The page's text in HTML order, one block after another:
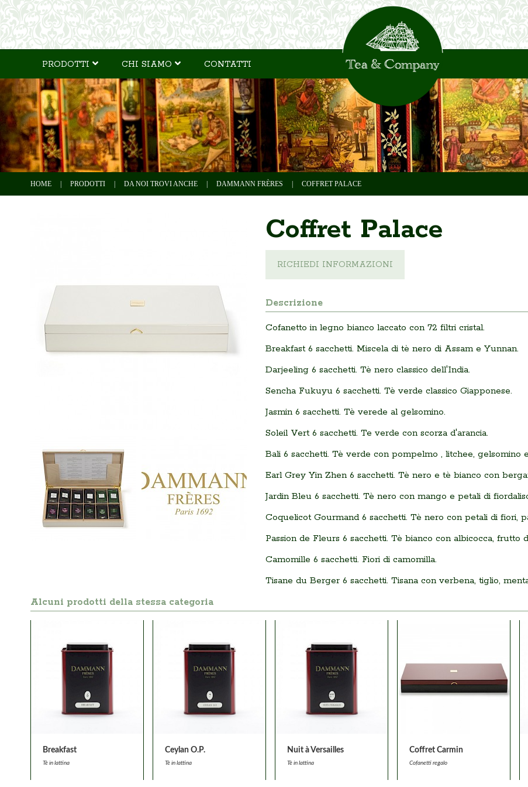
PRODOTTI CHI SIAMO CONTATTI
HOME PRODOTTI DA NOI TROVI ANCHE DAMMANN FRÈRES COFFRET PALACE
Coffret Palace
RICHIEDI INFORMAZIONI
Descrizione
Cofanetto in legno bianco laccato con 72 filtri cristal.
Breakfast 6 sacchetti. Miscela di tè nero di Assam e Yunnan.
Darjeeling 6 sacchetti. Tè nero classico dell'India.
Sencha Fukuyu 6 sacchetti. Tè verde classico Giapponese.
Jasmin 6 sacchetti. Tè verede al gelsomino.
Soleil Vert 6 sacchetti. Te verde con scorza d'arancia.
Bali 6 sacchetti. Tè verde con pompelmo , litchee, gelsomino
Earl Grey Yin Zhen 6 sacchetti. Tè nero e tè bianco con
Jardin Bleu 6 sacchetti. Tè nero con mango e petali di
Coquelicot Gourmand 6 sacchetti. Tè nero con petali di fiori,
Passion de Fleurs 6 sacchetti. Tè bianco con albicocca, frutto
Camomille 6 sacchetti. Fiori di camomilla.
Tisane du Berger 6 sacchetti. Tisana con verbena, tiglio,
Alcuni prodotti della stessa categoria
Breakfast
Tè in lattina
Ceylan O.P.
Tè in lattina
Nuit à Versailles
Tè in lattina
Coffret Carmin
Cofanetti regalo